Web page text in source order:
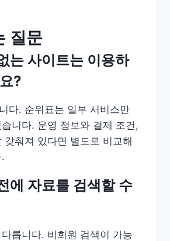
질문
는 사이트는 이용하
?
다. 순위표는 일부 서비스만
니다. 운영 정보와 결제 조건,
갖춰져 있다면 별도로 비교해
에 자료를 검색할 수
릅니다. 비회원 검색이 가능